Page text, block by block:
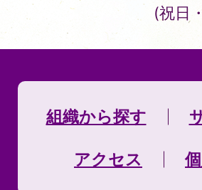
(祝日
組織から探す
アクセス